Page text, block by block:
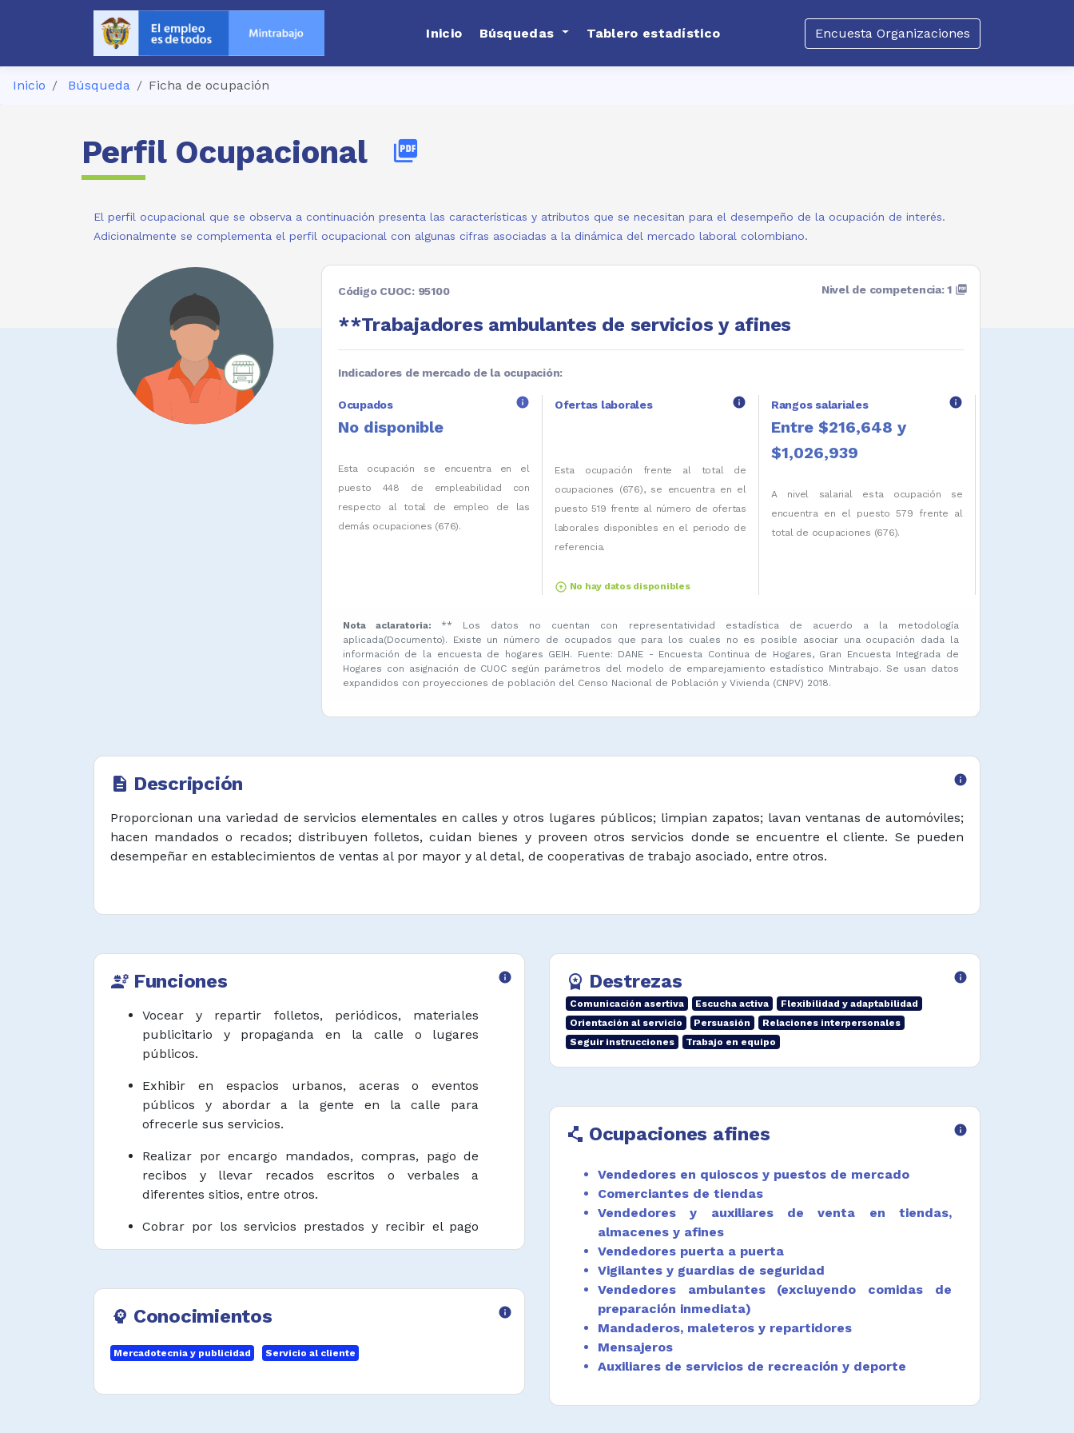
Inicio Búsquedas Tablero estadístico Encuesta Organizaciones
Inicio Búsqueda Ficha de ocupación
Perfil Ocupacional picture_as_pdf
El perfil ocupacional que se observa a continuación presenta las características y atributos que se necesitan para el desempeño de la ocupación de interés.
Adicionalmente se complementa el perfil ocupacional con algunas cifras asociadas a la dinámica del mercado laboral colombiano.
Código CUOC: 95100
**Trabajadores ambulantes de servicios y afines
Nivel de competencia: 1 picture_as_pdf
Indicadores de mercado de la ocupación:
Ocupados info
No disponible
Esta ocupación se encuentra en el
puesto 448 de empleabilidad con
respecto al total de empleo de las
demás ocupaciones (676).
Ofertas laborales info
Esta ocupación frente al total de
ocupaciones (676), se encuentra en el
puesto 519 frente al número de ofertas
laborales disponibles en el periodo de
referencia.
arrow_circle_up No hay datos disponibles
Rangos salariales info
Entre $216,648 y
$1,026,939
A nivel salarial esta ocupación se
encuentra en el puesto 579 frente al
total de ocupaciones (676).
Nota aclaratoria: ** Los datos no cuentan con representatividad estadística de acuerdo a la metodología
aplicada(Documento). Existe un número de ocupados que para los cuales no es posible asociar una ocupación dada la
información de la encuesta de hogares GEIH. Fuente: DANE - Encuesta Continua de Hogares, Gran Encuesta Integrada de
Hogares con asignación de CUOC según parámetros del modelo de emparejamiento estadístico Mintrabajo. Se usan datos
expandidos con proyecciones de población del Censo Nacional de Población y Vivienda (CNPV) 2018.
description Descripción info
Proporcionan una variedad de servicios elementales en calles y otros lugares públicos; limpian zapatos; lavan ventanas de automóviles;
hacen mandados o recados; distribuyen folletos, cuidan bienes y proveen otros servicios donde se encuentre el cliente. Se pueden
desempeñar en establecimientos de ventas al por mayor y al detal, de cooperativas de trabajo asociado, entre otros.
engineering Funciones info
Vocear y repartir folletos, periódicos, materiales
publicitario y propaganda en la calle o lugares
públicos.
Exhibir en espacios urbanos, aceras o eventos
públicos y abordar a la gente en la calle para
ofrecerle sus servicios.
Realizar por encargo mandados, compras, pago de
recibos y llevar recados escritos o verbales a
diferentes sitios, entre otros.
Cobrar por los servicios prestados y recibir el pago
inmediato.
un lugar de estacionamiento, expedir tiquetes de
en ausencia de los conductores.
psychology Conocimientos info
Mercadotecnia y publicidad Servicio al cliente
workspace_premium Destrezas info
Comunicación asertiva Escucha activa
Flexibilidad y adaptabilidad
Orientación al servicio
Persuasión
Relaciones interpersonales
Seguir instrucciones
Trabajo en equipo
polyline Ocupaciones afines info
Vendedores en quioscos y puestos de mercado
Comerciantes de tiendas
Vendedores y auxiliares de venta en tiendas,
almacenes y afines
Vendedores puerta a puerta
Vigilantes y guardias de seguridad
Vendedores ambulantes (excluyendo comidas de
preparación inmediata)
Mandaderos, maleteros y repartidores
Mensajeros
Auxiliares de servicios de recreación y deporte